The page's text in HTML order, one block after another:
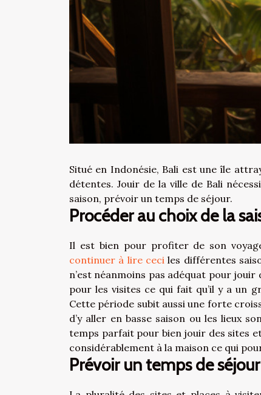
Situé en Indonésie, Bali est une île
détentes. Jouir de la ville de Bali
saison, prévoir un temps de séjour.
Procéder au choix de la
Il est bien pour profiter de son
continuer à lire ceciles différentes
n’est néanmoins pas adéquat pour
pour les visites ce qui fait qu’il y a un
Cette période subit aussi une forte
d’y aller en basse saison ou les lieux
temps parfait pour bien jouir des sites
considérablement à la maison ce qui
Prévoir un temps de séjour